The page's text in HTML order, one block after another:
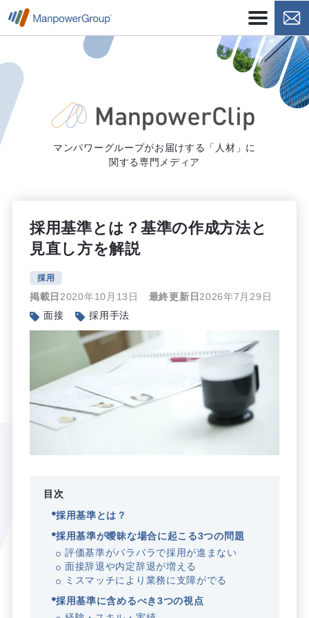
マンパワーグループがお届けする「人材」に
関する専門メディア
採用基準とは？基準の作成方法と
見直し方を解説
採用
掲載日 2020年10月13日 最終更新日 2026年7月29日
面接
採用手法
目次
採用基準とは？
採用基準が曖昧な場合に起こる3つの問題
評価基準がバラバラで採用が進まない
面接辞退や内定辞退が増える
ミスマッチにより業務に支障がでる
採用基準に含めるべき3つの視点